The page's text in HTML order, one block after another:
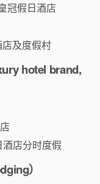
冠假日酒店
及度假村
hotel brand,
店分时度假
）